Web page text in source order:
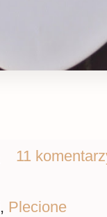
11
, Plecione